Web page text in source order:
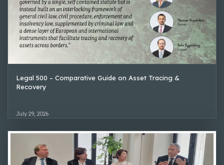
Legal 500 – Comparative Guide on Asset Tracing &
Recovery
July 29, 2026